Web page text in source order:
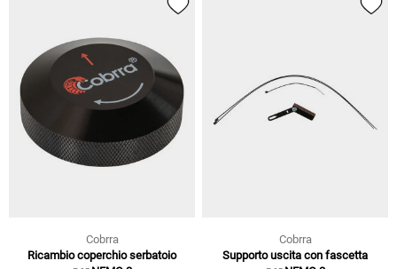
Cobrra
Ricambio coperchio serbatoio
Cobrra
Supporto uscita con fascetta